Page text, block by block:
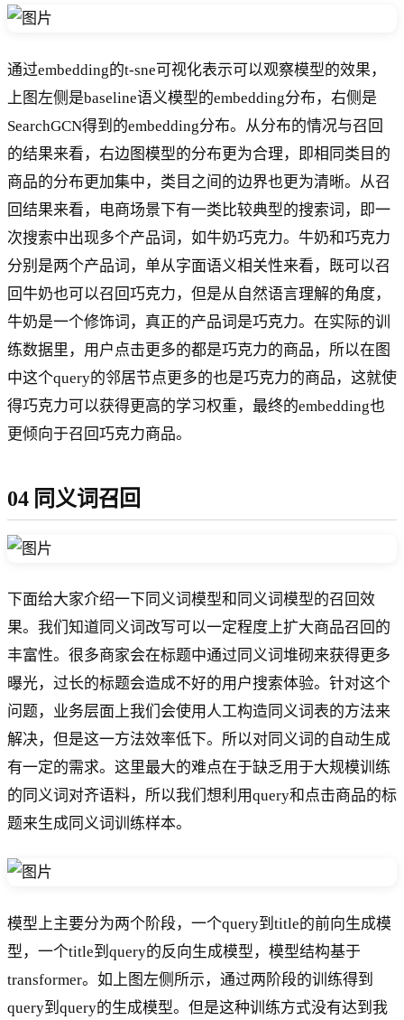
通过embedding的t-sne可视化表示可以观察模型的效果，
上图左侧是baseline语义模型的embedding分布，右侧是
SearchGCN得到的embedding分布。从分布的情况与召回
的结果来看，右边图模型的分布更为合理，即相同类目的
商品的分布更加集中，类目之间的边界也更为清晰。从召
回结果来看，电商场景下有一类比较典型的搜索词，即一
次搜索中出现多个产品词，如牛奶巧克力。牛奶和巧克力
分别是两个产品词，单从字面语义相关性来看，既可以召
回牛奶也可以召回巧克力，但是从自然语言理解的角度，
牛奶是一个修饰词，真正的产品词是巧克力。在实际的训
练数据里，用户点击更多的都是巧克力的商品，所以在图
中这个query的邻居节点更多的也是巧克力的商品，这就使
得巧克力可以获得更高的学习权重，最终的embedding也
更倾向于召回巧克力商品。
04 同义词召回
下面给大家介绍一下同义词模型和同义词模型的召回效
果。我们知道同义词改写可以一定程度上扩大商品召回的
丰富性。很多商家会在标题中通过同义词堆砌来获得更多
曝光，过长的标题会造成不好的用户搜索体验。针对这个
问题，业务层面上我们会使用人工构造同义词表的方法来
解决，但是这一方法效率低下。所以对同义词的自动生成
有一定的需求。这里最大的难点在于缺乏用于大规模训练
的同义词对齐语料，所以我们想利用query和点击商品的标
题来生成同义词训练样本。
模型上主要分为两个阶段，一个query到title的前向生成模
型，一个title到query的反向生成模型，模型结构基于
transformer。如上图左侧所示，通过两阶段的训练得到
query到query的生成模型。但是这种训练方式没有达到我